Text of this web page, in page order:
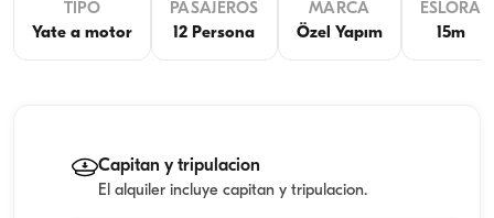
TIPO
Yate a motor
PASAJEROS
12 Persona
MARCA
Özel Yapım
ESLORA
15m
Capitan y tripulacion
El alquiler incluye capitan y tripulacion.